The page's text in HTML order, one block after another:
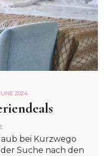
2024
bei Kurzwego
Suche nach den